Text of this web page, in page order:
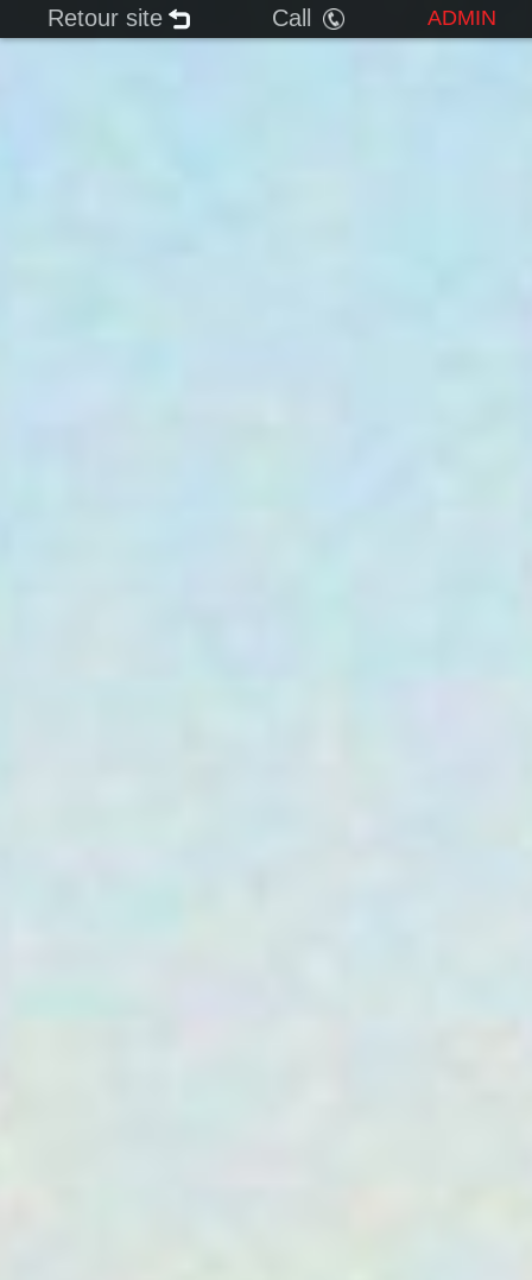
Retour site Call ADMIN